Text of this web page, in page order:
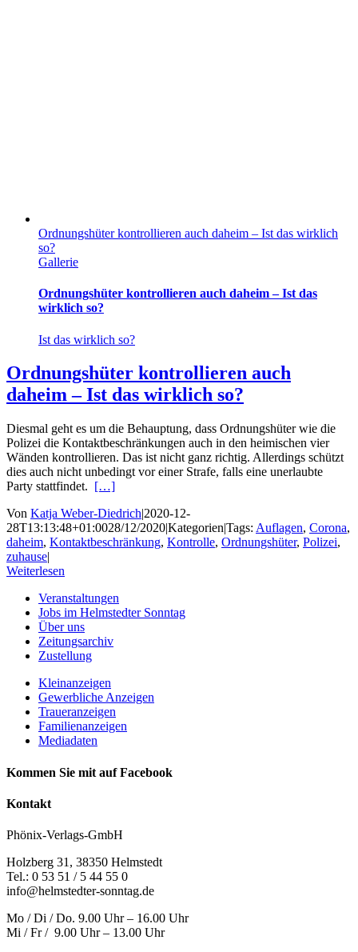
Ordnungshüter kontrollieren auch daheim – Ist das wirklich
so?
Gallerie
Ordnungshüter kontrollieren auch daheim – Ist das
wirklich so?
Ist das wirklich so?
Ordnungshüter kontrollieren auch
daheim – Ist das wirklich so?
Diesmal geht es um die Behauptung, dass Ordnungshüter wie die
Polizei die Kontaktbeschränkungen auch in den heimischen vier
Wänden kontrollieren. Das ist nicht ganz richtig. Allerdings schützt
dies auch nicht unbedingt vor einer Strafe, falls eine unerlaubte
Party stattfindet. […]
Von Katja Weber-Diedrich|2020-12-
28T13:13:48+01:0028/12/2020|Kategorien|Tags: Auflagen, Corona,
daheim, Kontaktbeschränkung, Kontrolle, Ordnungshüter, Polizei,
zuhause|
Weiterlesen
Veranstaltungen
Jobs im Helmstedter Sonntag
Über uns
Zeitungsarchiv
Zustellung
Kleinanzeigen
Gewerbliche Anzeigen
Traueranzeigen
Familienanzeigen
Mediadaten
Kommen Sie mit auf Facebook
Kontakt
Phönix-Verlags-GmbH
Holzberg 31, 38350 Helmstedt
Tel.: 0 53 51 / 5 44 55 0
info@helmstedter-sonntag.de
Mo / Di / Do. 9.00 Uhr – 16.00 Uhr
Mi / Fr / 9.00 Uhr – 13.00 Uhr